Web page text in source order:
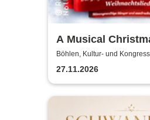
A Musical
Böhlen, Kultur- und
27.11.2026